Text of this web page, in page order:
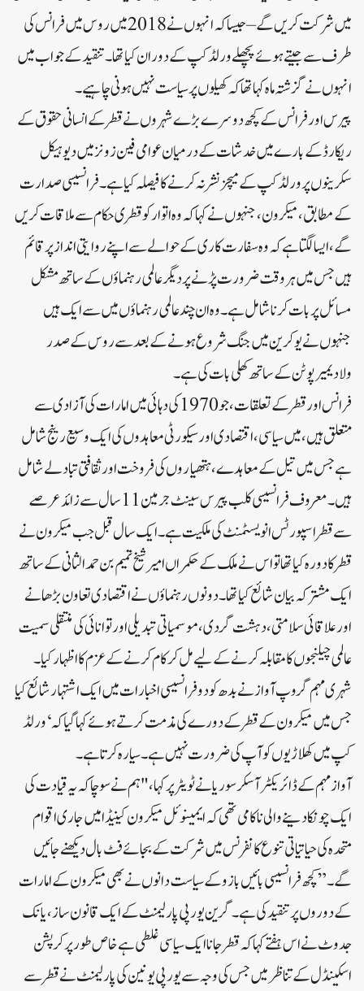
میں شرکت کریں گے – جیسا کہ انہوں نے 2018 میں روس میں فرانس کی
طرف سے جیتے ہوئے پچھلے ورلڈ کپ کے دوران کیا تھا۔تنقید کے جواب میں
انہوں نے گزشتہ ماہ کہا تھا کہ کھیلوں پر سیاست نہیں ہونی چاہیے۔
پیرس اور فرانس کے کچھ دوسرے بڑے شہروں نے قطر کے انسانی حقوق کے
ریکارڈ کے بارے میں خدشات کے درمیان عوامی فین زونز میں دیوہیکل
سکرینوں پر ورلڈ کپ کے میچز نشر نہ کرنے کا فیصلہ کیا ہے۔فرانسیسی صدارت
کے مطابق، میکرون، جنہوں نے کہا کہ وہ اتوار کو قطری حکام سے ملاقات کریں
گے، ایسا لگتا ہے کہ وہ سفارت کاری کے حوالے سے اپنے روایتی انداز پر قائم
ہیں جس میں ہر وقت ضرورت پڑنے پر دیگر عالمی رہنماؤں کے ساتھ مشکل
مسائل پر بات کرنا شامل ہے۔وہ ان چند عالمی رہنماؤں میں سے ایک ہیں
جنہوں نے یوکرین میں جنگ شروع ہونے کے بعد سے روس کے صدر
ولادیمیر پوٹن کے ساتھ کھلی بات کی ہے۔
فرانس اور قطر کے تعلقات، جو 1970 کی دہائی میں امارات کی آزادی سے
متعلق ہیں، میں سیاسی، اقتصادی اور سیکورٹی معاہدوں کی ایک وسیع رینج شامل
ہے جس میں تیل کے معاہدے، ہتھیاروں کی فروخت اور ثقافتی تبادلے شامل
ہیں۔ معروف فرانسیسی کلب پیرس سینٹ جرمین 11 سال سے زائد عرصے
سے قطر اسپورٹس انویسٹمنٹ کی ملکیت ہے۔ایک سال قبل جب میکرون نے
قطر کا دورہ کیا تھا تو اس نے ملک کے حکمراں امیر شیخ تمیم بن حمد الثانی کے ساتھ
ایک مشترکہ بیان شائع کیا تھا۔دونوں رہنماؤں نے اقتصادی تعاون بڑھانے
اور علاقائی سلامتی، دہشت گردی، موسمیاتی تبدیلی اور توانائی کی منتقلی سمیت
عالمی چیلنجوں کا مقابلہ کرنے کے لیے مل کر کام کرنے کے عزم کا اظہار کیا۔
شہری مہم گروپ آواز نے بدھ کو دو فرانسیسی اخبارات میں ایک اشتہار شائع کیا
جس میں میکرون کے قطر کے دورے کی مذمت کرتے ہوئے کہا گیا کہ ‘ورلڈ
کپ میں کھلاڑیوں کو آپ کی ضرورت نہیں ہے۔ سیارہ کرتا ہے۔
آواز مہم کے ڈائریکٹر آسکر سوریا نے ٹویٹر پر کہا ، "ہم نے سوچا کہ یہ قیادت کی
ایک چونکا دینے والی ناکامی تھی کہ ایمینوئل میکرون کینیڈا میں جاری اقوام
متحدہ کی حیاتیاتی تنوع کانفرنس میں شرکت کے بجائے فٹ بال دیکھنے جائیں
گے۔”کچھ فرانسیسی بائیں بازو کے سیاست دانوں نے بھی میکرون کے امارات
کے دوروں پر تنقید کی ہے۔گرین یورپی پارلیمنٹ کے ایک قانون ساز، یانک
جدوٹ نے اس ہفتے کہا کہ قطر جانا ایک سیاسی غلطی ہے خاص طور پر کرپشن
اسکینڈل کے تناظر میں جس کی وجہ سے یورپی یونین کی پارلیمنٹ نے قطر سے